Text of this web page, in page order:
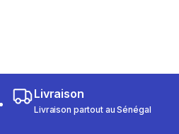
Livraison
Livraison partout au Sénégal